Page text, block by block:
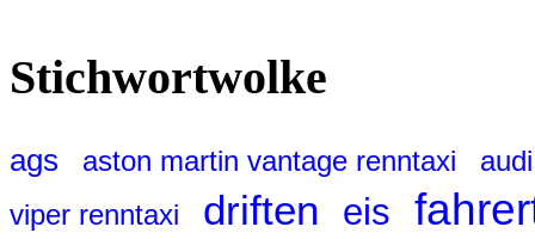
Stichwortwolke
ags aston martin vantage renntaxi
viper renntaxi
driften eis